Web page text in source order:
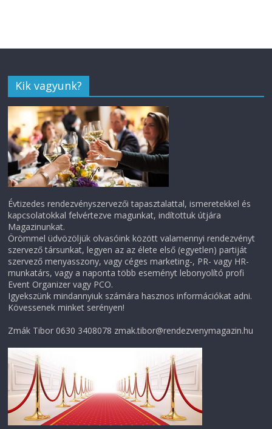
Kik vagyunk?
Évtizedes rendezvényszervezői tapasztalattal, ismeretekkel és
kapcsolatokkal felvértezve magunkat, indítottuk útjára
Magazinunkat.
Örömmel üdvözöljük olvasóink között valamennyi rendezvényt
szervező társunkat, legyen az az élete első (egyetlen) partiját
szervező menyasszony, vagy céges marketing-, PR- vagy HR-
munkatárs, vagy a naponta több eseményt lebonyolító profi
Event Organizer vagy PCO.
Igyekszünk mindannyiuk számára hasznos információkat adni.
Kövessenek minket serényen!
Zmák Tibor 0630 3408078 zmak.tibor@rendezvenymagazin.hu